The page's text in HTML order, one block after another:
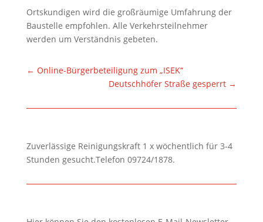
Ortskundigen wird die großräumige Umfahrung der
Baustelle empfohlen. Alle Verkehrsteilnehmer
werden um Verständnis gebeten.
← Online-Bürgerbeteiligung zum „ISEK“
Deutschhöfer Straße gesperrt →
Zuverlässige Reinigungskraft 1 x wöchentlich für 3-4
Stunden gesucht.Telefon 09724/1878.